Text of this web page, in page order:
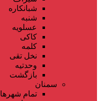
شبانکاره
شنبه
عسلویه
کاکی
کلمه
نخل تقی
وحدتیه
بازگشت
سمنان
تمام شهر‌ها